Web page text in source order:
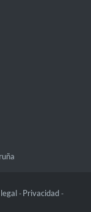
- Privacidad -